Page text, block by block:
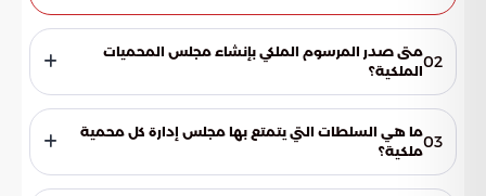
02متى صدر المرسوم الملكي بإنشاء مجلس المحميات
الملكية؟
صدر المرسوم الملكي بإنشاء مجلس المحميات الملكية في عام
1439هـ الموافق 2018م.
03ما هي السلطات التي يتمتع بها مجلس إدارة كل محمية
ملكية؟
يتمتع مجلس إدارة كل محمية ملكية بالشخصية الاعتبارية